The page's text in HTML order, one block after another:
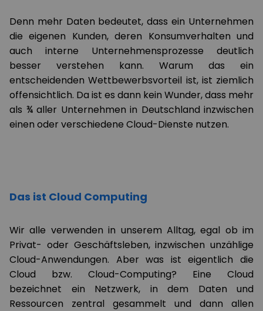
Denn mehr Daten bedeutet, dass ein Unternehmen
die eigenen Kunden, deren Konsumverhalten und
auch interne Unternehmensprozesse deutlich
besser verstehen kann. Warum das ein
entscheidenden Wettbewerbsvorteil ist, ist ziemlich
offensichtlich. Da ist es dann kein Wunder, dass mehr
als ¾ aller Unternehmen in Deutschland inzwischen
einen oder verschiedene Cloud-Dienste nutzen.
Das ist Cloud Computing
Wir alle verwenden in unserem Alltag, egal ob im
Privat- oder Geschäftsleben, inzwischen unzählige
Cloud-Anwendungen. Aber was ist eigentlich die
Cloud bzw. Cloud-Computing? Eine Cloud
bezeichnet ein Netzwerk, in dem Daten und
Ressourcen zentral gesammelt und dann allen